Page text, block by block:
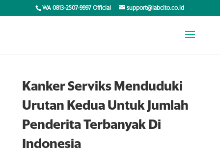
WA 0813-2507-9997 Official support@labcito.co.id
Kanker Serviks Menduduki
Urutan Kedua Untuk Jumlah
Penderita Terbanyak Di
Indonesia